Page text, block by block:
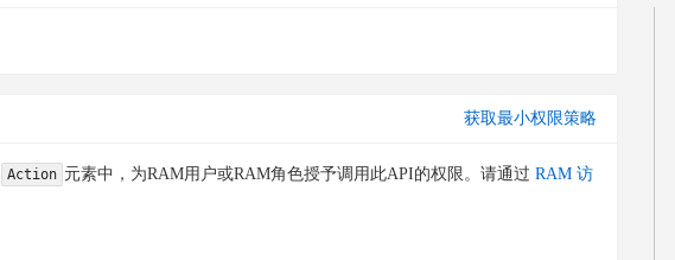
获取最小权限策略
Action 元素中，为RAM用户或RAM角色授予调用此API的权限。请通过 RAM 访